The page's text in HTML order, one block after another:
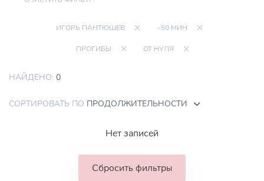
ИГОРЬ ПАНТЮШЕВ ~50 МИН
ПРОГИБЫ ОТ НУЛЯ
НАЙДЕНО: 0
СОРТИРОВАТЬ ПО ПРОДОЛЖИТЕЛЬНОСТИ
Нет записей
Сбросить фильтры